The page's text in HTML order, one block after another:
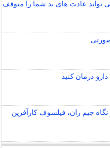
تواند عادت های بد شما را متوقف
درمان کنید